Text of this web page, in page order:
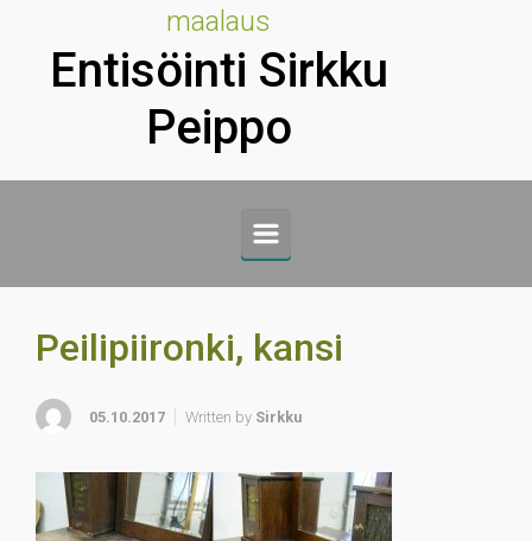
maalaus
Entisöinti Sirkku
Peippo
Peilipiironki, kansi
05.10.2017 Written by Sirkku